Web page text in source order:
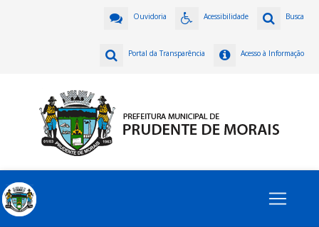
Busca
Acessibilidade
Ouvidoria
Acesso à Informação
Portal da Transparência